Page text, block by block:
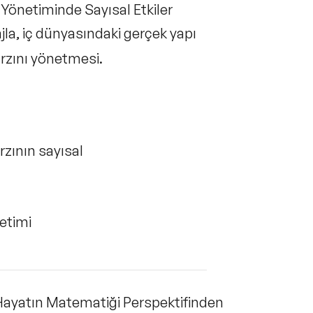
Sayısal Etkiler
iç dünyasındaki gerçek yapı
yönetmesi.
sayısal
Matematiği Perspektifinden